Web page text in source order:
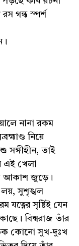
গন্ধ স্পর্শ
নানা রকম
নিয়ে
সঙ্গীহীন, তাই
এই খেলা
আকাশ জুড়ে।
লয়, সুশৃঙ্খল
সৃষ্টিই যেন
বিশ্বরাজ তাঁর
কোনো সুখ-দুঃখ